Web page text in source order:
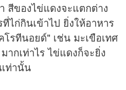
สีของไข่แดงจะแตกต่าง
ไก่กินเข้าไป ยิ่งให้อาหาร
โรทีนอยด์" เช่น มะเขือเทศ
กเท่าไร ไข่แดงก็จะยิ่ง
ท่านั้น